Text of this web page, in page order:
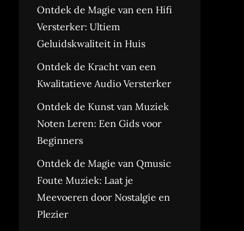
Ontdek de Magie van een Hifi
Versterker: Ultiem
Geluidskwaliteit in Huis
Ontdek de Kracht van een
Kwalitatieve Audio Versterker
Ontdek de Kunst van Muziek
Noten Leren: Een Gids voor
Beginners
Ontdek de Magie van Qmusic
Foute Muziek: Laat je
Meevoeren door Nostalgie en
Plezier